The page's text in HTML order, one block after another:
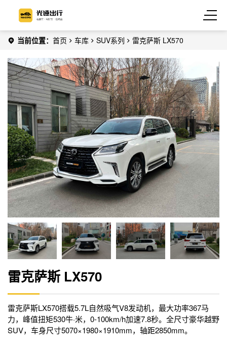
当前位置： 首页 车库 SUV系列 雷克萨斯 LX570
雷克萨斯 LX570
雷克萨斯LX570搭载5.7L自然吸气V8发动机，最大功率367马
力，峰值扭矩530牛·米，0-100km/h加速7.8秒。全尺寸豪华越野
SUV，车身尺寸5070×1980×1910mm，轴距2850mm。